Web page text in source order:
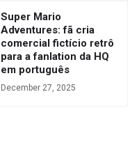
Super Mario
Adventures: fã cria
comercial fictício retrô
para a fanlation da HQ
em português
December 27, 2025